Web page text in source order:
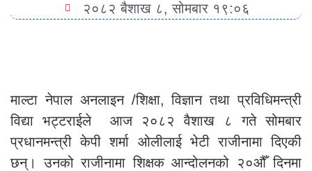
२०८२ बैशाख ८, सोमबार १९:०६
माल्टा नेपाल अनलाइन /शिक्षा, विज्ञान तथा प्रविधिमन्त्री
विद्या भट्टराईले आज २०८२ वैशाख ८ गते सोमबार
प्रधानमन्त्री केपी शर्मा ओलीलाई भेटी राजीनामा दिएकी
छन्। उनको राजीनामा शिक्षक आन्दोलनको २०औँ दिनमा